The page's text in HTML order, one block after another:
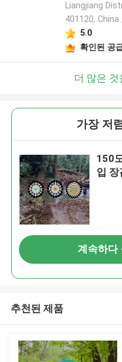
Liangjiang
401120, China
5.0
확인된 공
더 많은
가장 저
150
입 장
계속하다
추천된 제품